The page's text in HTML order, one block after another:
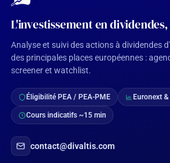
L'investissement en
Analyse et suivi des actions à dividendes
des principales places européennes :
screener et watchlist.
Éligibilité PEA / PEA-PME Euronext
Cours indicatifs ~15 min
contact@divaltis.com